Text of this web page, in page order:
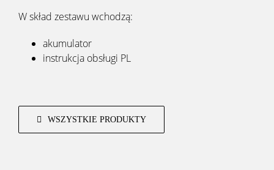
W skład zestawu wchodzą:
akumulator
instrukcja obsługi PL
WSZYSTKIE PRODUKTY